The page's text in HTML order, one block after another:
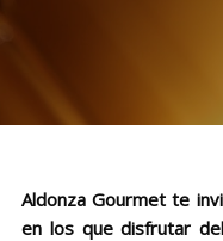
Aldonza Gourmet te
en los que disfrutar